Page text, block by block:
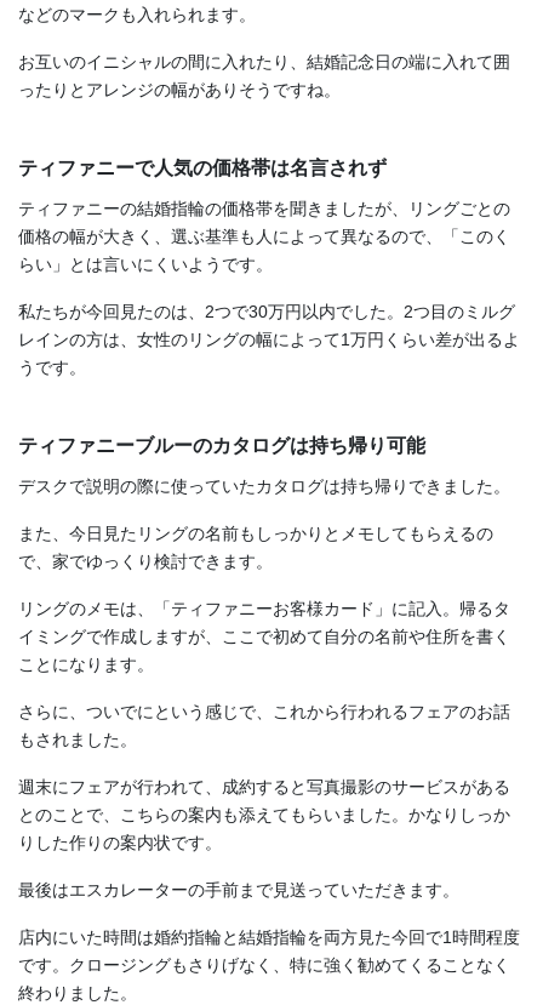
などのマークも入れられます。
お互いのイニシャルの間に入れたり、結婚記念日の端に入れて囲
ったりとアレンジの幅がありそうですね。
ティファニーで人気の価格帯は名言されず
ティファニーの結婚指輪の価格帯を聞きましたが、リングごとの
価格の幅が大きく、選ぶ基準も人によって異なるので、「このく
らい」とは言いにくいようです。
私たちが今回見たのは、2つで30万円以内でした。2つ目のミルグ
レインの方は、女性のリングの幅によって1万円くらい差が出るよ
うです。
ティファニーブルーのカタログは持ち帰り可能
デスクで説明の際に使っていたカタログは持ち帰りできました。
また、今日見たリングの名前もしっかりとメモしてもらえるの
で、家でゆっくり検討できます。
リングのメモは、「ティファニーお客様カード」に記入。帰るタ
イミングで作成しますが、ここで初めて自分の名前や住所を書く
ことになります。
さらに、ついでにという感じで、これから行われるフェアのお話
もされました。
週末にフェアが行われて、成約すると写真撮影のサービスがある
とのことで、こちらの案内も添えてもらいました。かなりしっか
りした作りの案内状です。
最後はエスカレーターの手前まで見送っていただきます。
店内にいた時間は婚約指輪と結婚指輪を両方見た今回で1時間程度
です。クロージングもさりげなく、特に強く勧めてくることなく
終わりました。